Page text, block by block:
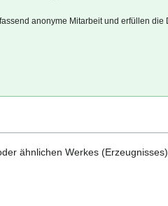
anonyme Mitarbeit und erfüllen
ähnlichen Werkes